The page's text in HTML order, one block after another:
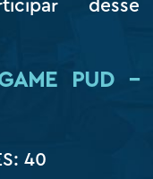
desse
PUD –
40